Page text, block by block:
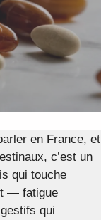
en France, et
c’est un
qui touche
— fatigue
qui